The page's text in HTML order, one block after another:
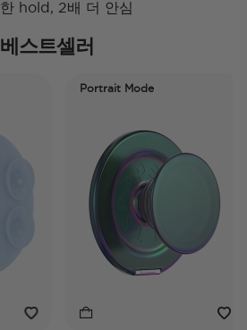
hold, 2배 더 안심
베스트셀러
Portrait Mode